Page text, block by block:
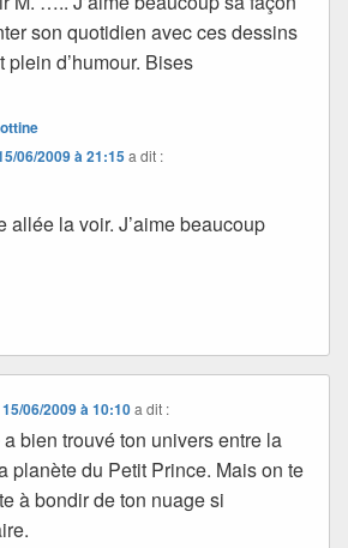
son quotidien avec ces dessins
plein d’humour. Bises
06/2009 à 21:15a dit :
allée la voir. J’aime beaucoup
15/06/2009 à 10:10 a dit :
bien trouvé ton univers entre la
planète du Petit Prince. Mais on te
à bondir de ton nuage si